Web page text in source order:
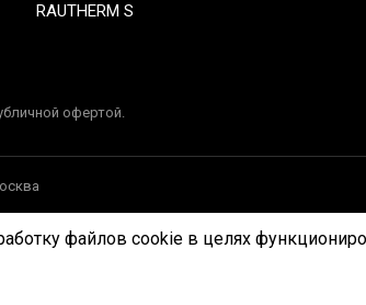
RAUTHERM S
офертой.
файлов cookie в целях